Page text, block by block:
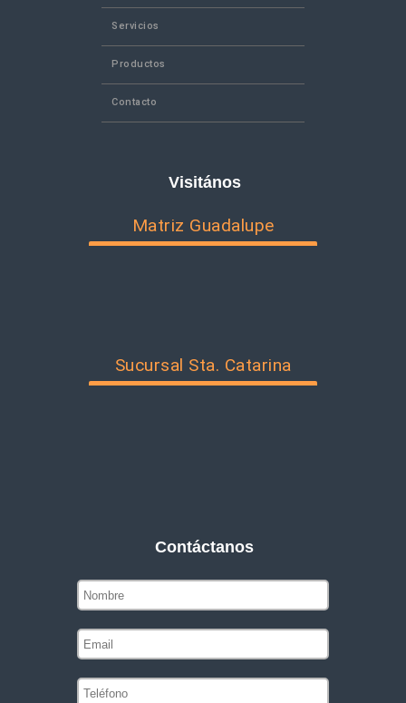
Servicios
Productos
Contacto
Visitános
Matriz Guadalupe
Sucursal Sta. Catarina
Contáctanos